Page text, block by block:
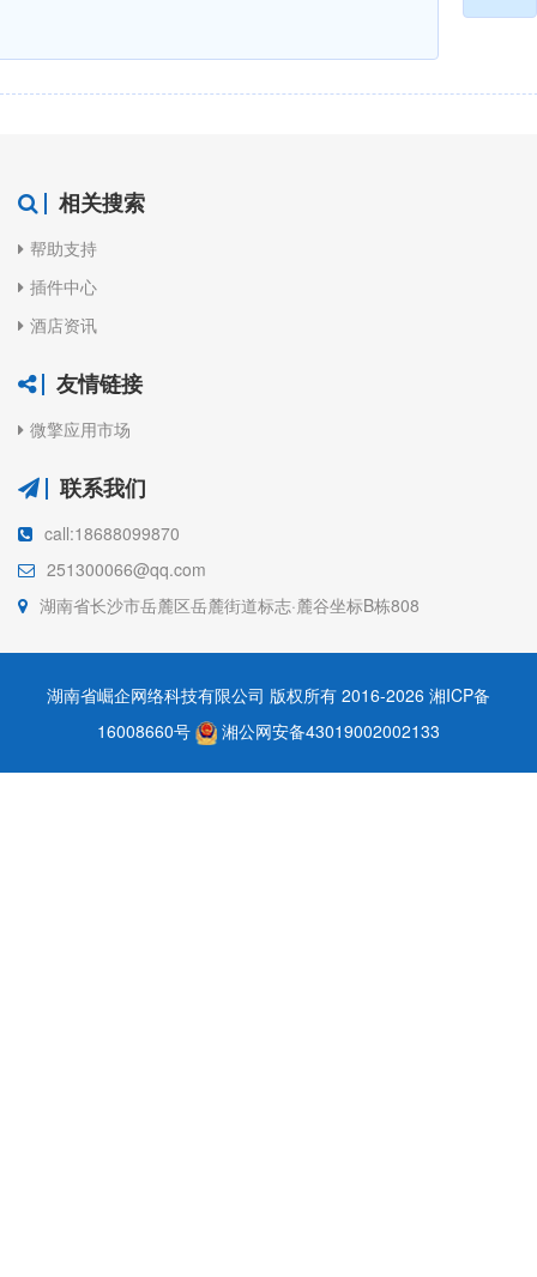
相关搜索
帮助支持
插件中心
酒店资讯
友情链接
微擎应用市场
联系我们
call:18688099870
251300066@qq.com
湖南省长沙市岳麓区岳麓街道标志·麓谷坐标B栋808
湖南省崛企网络科技有限公司 版权所有 2016-2026 湘ICP备
16008660号
湘公网安备43019002002133